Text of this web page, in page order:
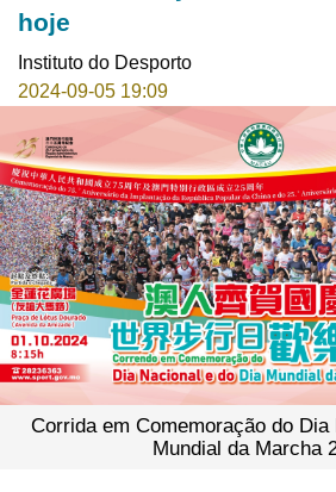
hoje
Instituto do Desporto
2024-09-05 19:09
Corrida em Comemoração do
Mundial da Marcha